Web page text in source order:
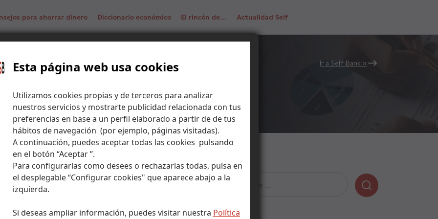
Esta página web usa cookies
Utilizamos cookies propias y de terceros para analizar
nuestros servicios y mostrarte publicidad relacionada con tus
preferencias en base a un perfil elaborado a partir de de tus
hábitos de navegación (por ejemplo, páginas visitadas).
A continuación, puedes aceptar todas las cookies pulsando
en el botón “Aceptar ”.
Para configurarlas como desees o rechazarlas todas, pulsa en
el desplegable “Configurar cookies" que aparece abajo a la
izquierda.
Si deseas ampliar información, puedes visitar nuestra Política
para ahorrar dinero Diccionario económico El rincón de… Actualidad Self
Ir a Self Bank »